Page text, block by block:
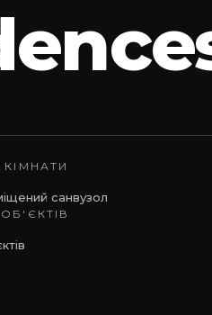
КІМНАТИ
санвузол